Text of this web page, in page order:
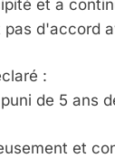
et a
d'accord
:
de 5 ans
et